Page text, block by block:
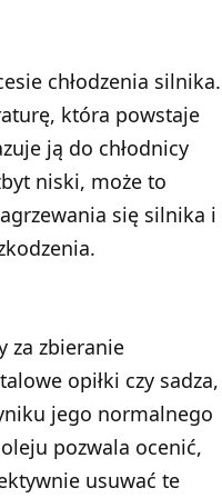
chłodzenia silnika.
która powstaje
ją do chłodnicy
niski, może to
się silnika i
za zbieranie
opiłki czy sadza,
jego normalnego
pozwala ocenić,
usuwać te